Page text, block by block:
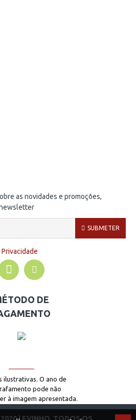
as novidades e promoções,
SUBMETER
DE
ilustrativas. O ano de
pode não
à imagem apresentada.